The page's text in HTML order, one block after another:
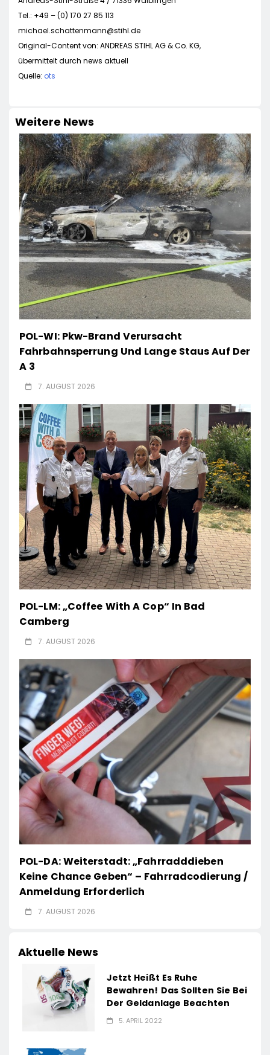
Tel.: +49 – (0) 170 27 85 113
michael.schattenmann@stihl.de
Original-Content von: ANDREAS STIHL AG & Co. KG,
übermittelt durch news aktuell
Quelle: ots
Weitere News
POL-WI: Pkw-Brand Verursacht
Fahrbahnsperrung Und Lange Staus Auf Der
A 3
7. AUGUST 2026
POL-LM: „Coffee With A Cop“ In Bad
Camberg
7. AUGUST 2026
POL-DA: Weiterstadt: „Fahrradddieben
Keine Chance Geben“ – Fahrradcodierung /
Anmeldung Erforderlich
7. AUGUST 2026
Aktuelle News
Jetzt Heißt Es Ruhe
Bewahren! Das Sollten Sie Bei
Der Geldanlage Beachten
5. APRIL 2022